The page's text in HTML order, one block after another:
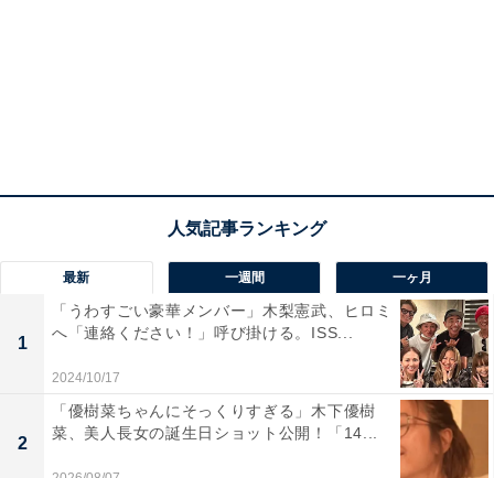
最新 一週間 一ヶ月
1
「うわすごい豪華メンバー」木梨憲武、ヒロミ
へ「連絡ください！」呼び掛ける。ISS...
2024/10/17
2
「優樹菜ちゃんにそっくりすぎる」木下優樹
菜、美人長女の誕生日ショット公開！「14...